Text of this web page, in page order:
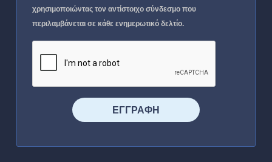
χρησιμοποιώντας τον αντίστοιχο σύνδεσμο που
περιλαμβάνεται σε κάθε ενημερωτικό δελτίο.
⠀⠀⠀⠀ΕΓΓΡΑΦΗ⠀⠀⠀⠀